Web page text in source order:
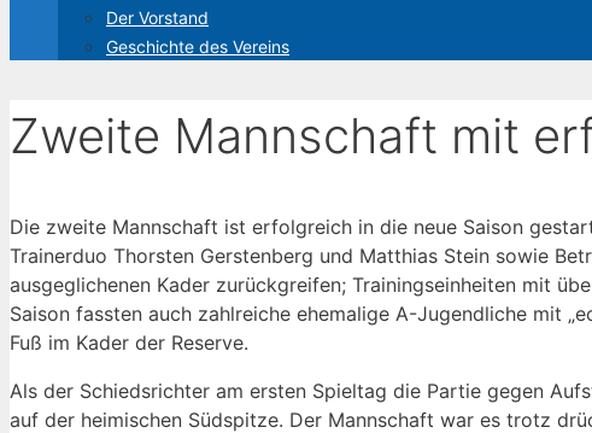
Der Vorstand
Geschichte des Vereins
Zweite Mannschaft mit
Die zweite Mannschaft ist erfolgreich in die neue Saison
Trainerduo Thorsten Gerstenberg und Matthias Stein sowie
ausgeglichenen Kader zurückgreifen; Trainingseinheiten mit
Saison fassten auch zahlreiche ehemalige A-Jugendliche mit
Fuß im Kader der Reserve.
Als der Schiedsrichter am ersten Spieltag die Partie gegen
auf der heimischen Südspitze. Der Mannschaft war es trotz